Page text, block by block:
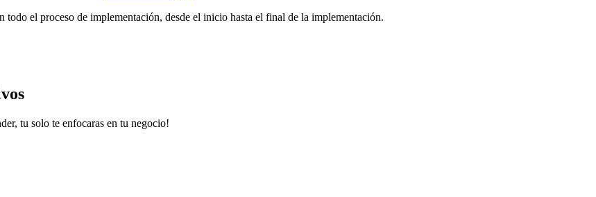
todo el proceso de implementación, desde el inicio hasta el final de la implementación.
tu solo te enfocaras en tu negocio!